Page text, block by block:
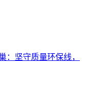
：坚守质量环保线，